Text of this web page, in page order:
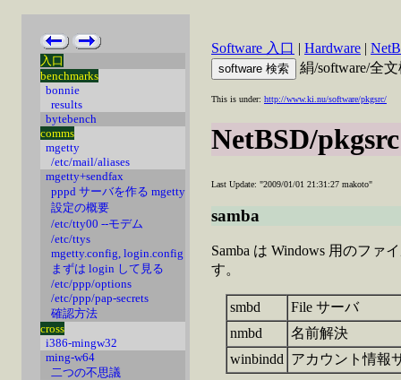
入口
benchmarks
bonnie
results
bytebench
comms
mgetty
/etc/mail/aliases
mgetty+sendfax
pppd サーバを作る mgetty
設定の概要
/etc/tty00 --モデム
/etc/ttys
mgetty.config, login.config
まずは login して見る
/etc/ppp/options
/etc/ppp/pap-secrets
確認方法
cross
i386-mingw32
ming-w64
二つの不思議
Software 入口 | Hardware |
絹/software/全
This is under: http://www.ki.nu/software/pkgsrc/
NetBSD/pkgsrc
Last Update: "2009/01/01 21:31:27 makoto"
samba
Samba は Windows 用のフ
す。
smbd
File サーバ
nmbd
名前解決
winbindd アカウント情報